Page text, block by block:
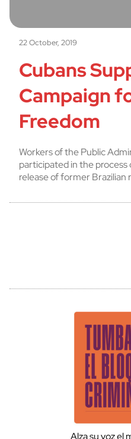
22 October, 2019
Cubans
Campaign
Freedom
Workers of the Public
participated in the
release of former Brazilian
Alza su voz el